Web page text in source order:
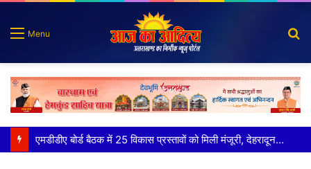
Menu
मुख्य सचिव ने अंडरग्राउंड विद्युत लाइन परियोजना का प्रस्ताव तैयार करने के दिये निर्देश